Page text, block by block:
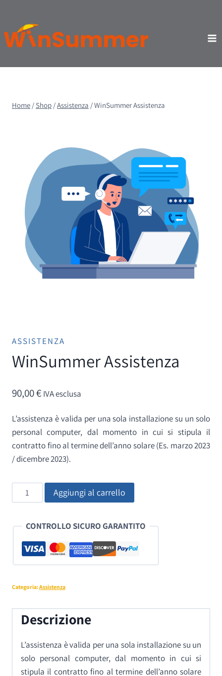
contenuto
Home / Shop /Assistenza /WinSummer Assistenza
ASSISTENZA
WinSummer Assistenza
90,00€ IVA esclusa
L’assistenza è valida per una sola installazione su un solo
personal computer, dal momento in cui si stipula il
contratto fino al termine dell’anno solare (Es. marzo 2023
/ dicembre 2023).
WinSummer
Assistenza
Aggiungi al carrello
CONTROLLO SICURO GARANTITO
Categoria:Assistenza
Descrizione
L’assistenza è valida per una sola installazione su un
solo personal computer, dal momento in cui si
stipula il contratto fino al termine dell’anno solare